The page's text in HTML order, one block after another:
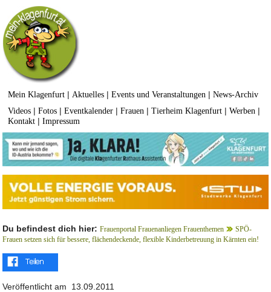
Mein Klagenfurt | Aktuelles |Events und Veranstaltungen |News-Archiv
Videos |Fotos |Eventkalender |Frauen |Tierheim Klagenfurt |Werben |
Kontakt |Impressum
Du befindest dich hier: Frauenportal Frauenanliegen Frauenthemen
SPÖ-
Frauen setzen sich für bessere, flächendeckende, flexible Kinderbetreuung in Kärnten ein!
Veröffentlicht am 13.09.2011